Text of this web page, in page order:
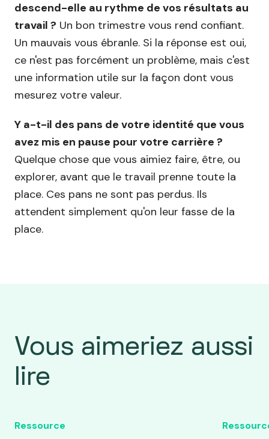
descend-elle au rythme de vos résultats au
travail ? Un bon trimestre vous rend confiant.
Un mauvais vous ébranle. Si la réponse est oui,
ce n'est pas forcément un problème, mais c'est
une information utile sur la façon dont vous
mesurez votre valeur.
Y a-t-il des pans de votre identité que vous
avez mis en pause pour votre carrière ?
Quelque chose que vous aimiez faire, être, ou
explorer, avant que le travail prenne toute la
place. Ces pans ne sont pas perdus. Ils
attendent simplement qu'on leur fasse de la
place.
Vous aimeriez aussi
lire
Ressource